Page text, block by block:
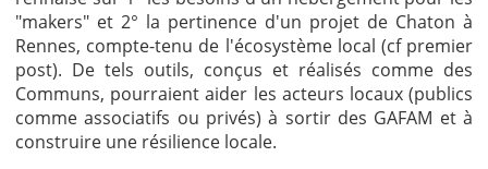
"makers" et 2° la pertinence d'un projet de Chaton à
Rennes, compte-tenu de l'écosystème local (cf premier
post). De tels outils, conçus et réalisés comme des
Communs, pourraient aider les acteurs locaux (publics
comme associatifs ou privés) à sortir des GAFAM et à
construire une résilience locale.